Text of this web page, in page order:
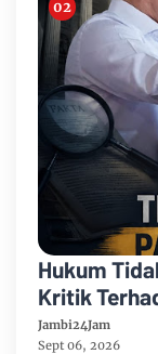
Hukum
Kritik
Media dan
Jambi24Jam
Sept 06, 2026